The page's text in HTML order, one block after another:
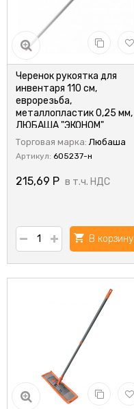
Черенок рукоятка для
инвентаря 110 см,
еврорезьба,
металлопластик 0,25 мм,
ЛЮБАША "ЭКОНОМ"
(ИТАЛИЯ)
Торговая марка: Любаша
Артикул: 605237-н
215,69 Р в т.ч. НДС
В корзину